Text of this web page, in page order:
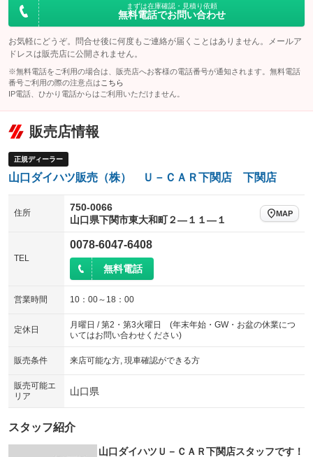
センターデフロック
：装備なし
レンタカーアップ
：装備なし 展示・試乗車
：装備なし
：装備なし
エアロ
：装備なし スマートキー
ローダウン
：装備なし ランフラットタイヤ
：装備なし
パワーシート
：装備なし 3列シート
：装備なし
ベンチシート
：装備なし ：装備なし
：装備なし
ウォークスルー
：装備なし ：装備なし
シートエアコン
：装備なし 全周囲カメラ
：装備なし
サイドカメラ
：装備なし
エアサスペンション
まずは在庫確認・見積り依頼
無料電話でお問い合わせ
お気軽にどうぞ。問合せ後に何度もご連絡が届くことはありません。メールア
ドレスは販売店に公開されません。
※無料電話をご利用の場合は、販売店へお客様の電話番号が通知されます。無料電話
番号ご利用の際の注意点は こちら
IP電話、ひかり電話からはご利用いただけません。
販売店情報
正規ディーラー
山口ダイハツ販売（株） Ｕ－ＣＡＲ下関店 下関店
住所
750-0066
山口県下関市東大和町２―１１―１
MAP
TEL
0078-6047-6408
無料電話
営業時間 10：00～18：00
定休日
月曜日 / 第2・第3火曜日 (年末年始・GW・お盆の休業につ
いてはお問い合わせください)
販売条件 来店可能な方, 現車確認ができる方
販売可能エ
リア
山口県
スタッフ紹介
山口ダイハツＵ－ＣＡＲ下関店スタッフです！